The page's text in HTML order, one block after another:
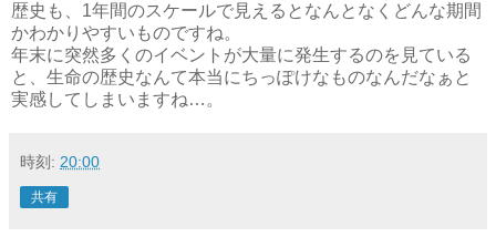
歴史も、1年間のスケールで見えるとなんとなくどんな期間
かわかりやすいものですね。
年末に突然多くのイベントが大量に発生するのを見ている
と、生命の歴史なんて本当にちっぽけなものなんだなぁと
実感してしまいますね…。
時刻: 20:00
共有